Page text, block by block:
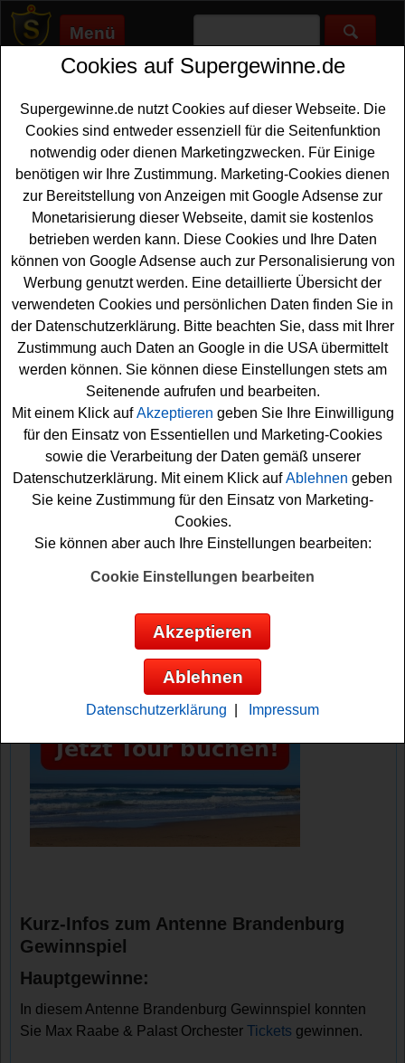
Menü
Supergewinne.de>Gewinnspiele>Freikarten Gewinnspiele
Anzeige:
Anzeige:
Antenne Brandenburg Gewinnspiel
- Max Raabe Tickets gewinnen
Alle Fans von Max Raabe sollten sich dieses kostenlose
Antenne Brandenburg Gewinnspiel genauer anschauen.
Antenne Brandenburg verlostTicketsfür Max Raabe &
das Palast Orchester. Mit twas Glück können Sie diese
Freikarten gewinnen. Falls Sie bei dem Antenne
Brandenburg Gewinnspiel gratis mitmachen möchten,
sollten Sie gleich das kleine Formular ausfüllen.
Vielleicht haben Sie ja Glück und können die Tickets
gewinnen? Viel Erfolg!
Antenne Brandenburg verlost Max Raabe
& Palast Orchester Tickets
Kurz-Infos zum Antenne Brandenburg
Gewinnspiel
Hauptgewinne:
In diesem Antenne Brandenburg Gewinnspiel konnten
Sie Max Raabe & Palast OrchesterTickets gewinnen.
Cookies auf Supergewinne.de
Supergewinne.de nutzt Cookies auf dieser Webseite. Die
Cookies sind entweder essenziell für die Seitenfunktion
notwendig oder dienen Marketingzwecken. Für Einige
benötigen wir Ihre Zustimmung. Marketing-Cookies dienen
zur Bereitstellung von Anzeigen mit Google Adsense zur
Monetarisierung dieser Webseite, damit sie kostenlos
betrieben werden kann. Diese Cookies und Ihre Daten
können von Google Adsense auch zur Personalisierung von
Werbung genutzt werden. Eine detaillierte Übersicht der
verwendeten Cookies und persönlichen Daten finden Sie in
der Datenschutzerklärung. Bitte beachten Sie, dass mit Ihrer
Zustimmung auch Daten an Google in die USA übermittelt
werden können. Sie können diese Einstellungen stets am
Seitenende aufrufen und bearbeiten.
Mit einem Klick aufAkzeptieren geben Sie Ihre Einwilligung
für den Einsatz von Essentiellen und Marketing-Cookies
sowie die Verarbeitung der Daten gemäß unserer
Datenschutzerklärung. Mit einem Klick aufAblehnen geben
Sie keine Zustimmung für den Einsatz von Marketing-
Cookies.
Sie können aber auch Ihre Einstellungen bearbeiten:
Cookie Einstellungen bearbeiten
Akzeptieren
Ablehnen
Datenschutzerklärung Impressum